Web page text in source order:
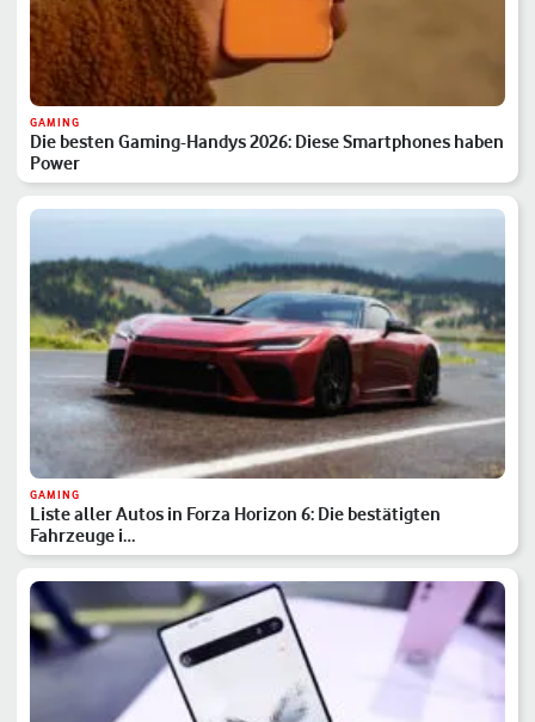
GAMING
Die besten Gaming-Handys 2026: Diese Smartphones haben
Power
GAMING
Liste aller Autos in Forza Horizon 6: Die bestätigten
Fahrzeuge i…